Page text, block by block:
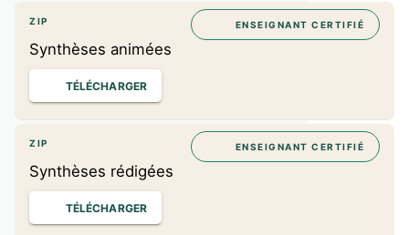
ZIP
Synthèses animées
ENSEIGNANT CERTIFIÉ
TÉLÉCHARGER
ZIP
Synthèses rédigées
ENSEIGNANT CERTIFIÉ
TÉLÉCHARGER